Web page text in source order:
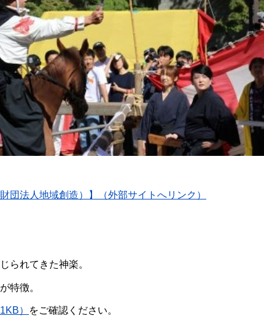
団法人地域創造）】（外部サイトへリンク）
られてきた神楽。
特徴。
） をご確認ください。